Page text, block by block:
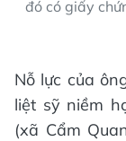
đó có giấy
Nỗ lực của
liệt sỹ niềm
(xã Cẩm